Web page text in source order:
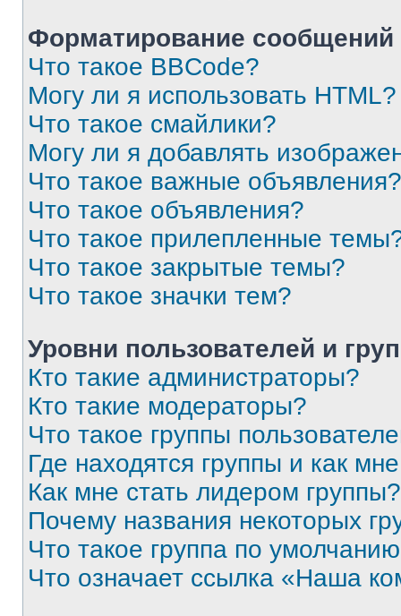
Форматирование
Что такое BBCode?
Могу ли я использовать HTML?
Что такое смайлики?
Могу ли я добавлять
Что такое важные объявления?
Что такое объявления?
Что такое прилепленные
Что такое закрытые темы?
Что такое значки тем?
Уровни пользователей и
Кто такие администраторы?
Кто такие модераторы?
Что такое группы
Где находятся группы и как
Как мне стать лидером группы?
Почему названия некоторых
Что такое группа по
Что означает ссылка «Наша